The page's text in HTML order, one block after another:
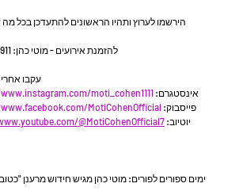
הירשמו לערוץ ותהיו הראשונים להתעדכן בכל
להזמנת אירועים - מוטי כהן: 0532205911
עקבו אחרי
אינסטגרם: moti_cohen1111/
פייסבוק: MotiCohenOfficial/
יוטיוב: @MotiCohenOfficial7
ימים ספורים לפורים: מוטי כהן מגיש חידוש מרענן